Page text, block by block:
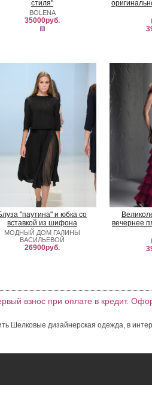
стиля"
BOLENA
35000руб.
"паутина" и юбка со
вставкой из шифона
МОДНЫЙ ДОМ ГАЛИНЫ
ВАСИЛЬЕВОЙ
26900руб.
вечернее
взнос при оплате в кредит.
Шелковые дизайнерская одежда, в